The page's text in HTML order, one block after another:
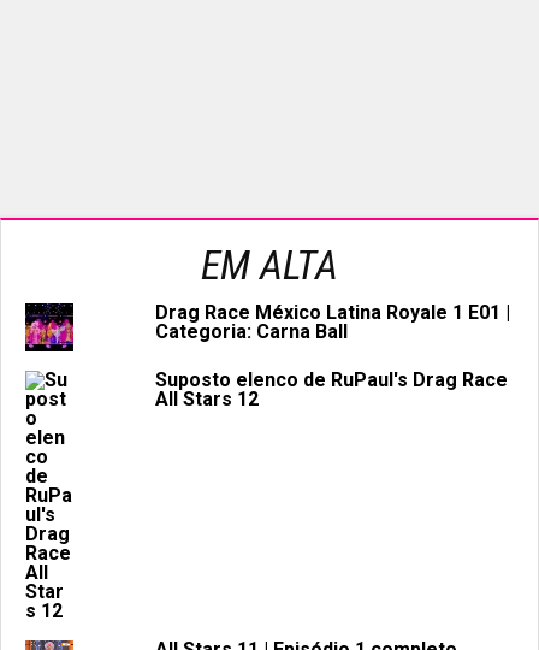
EM ALTA
Drag Race México Latina Royale 1 E01 |
Categoria: Carna Ball
Suposto elenco de RuPaul's Drag Race
All Stars 12